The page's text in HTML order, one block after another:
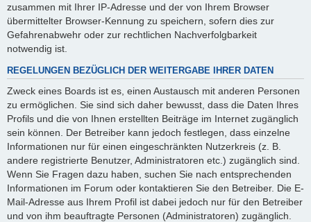
zusammen mit Ihrer IP-Adresse und der von Ihrem Browser
übermittelter Browser-Kennung zu speichern, sofern dies zur
Gefahrenabwehr oder zur rechtlichen Nachverfolgbarkeit
notwendig ist.
REGELUNGEN BEZÜGLICH DER WEITERGABE IHRER DATEN
Zweck eines Boards ist es, einen Austausch mit anderen Personen
zu ermöglichen. Sie sind sich daher bewusst, dass die Daten Ihres
Profils und die von Ihnen erstellten Beiträge im Internet zugänglich
sein können. Der Betreiber kann jedoch festlegen, dass einzelne
Informationen nur für einen eingeschränkten Nutzerkreis (z. B.
andere registrierte Benutzer, Administratoren etc.) zugänglich sind.
Wenn Sie Fragen dazu haben, suchen Sie nach entsprechenden
Informationen im Forum oder kontaktieren Sie den Betreiber. Die E-
Mail-Adresse aus Ihrem Profil ist dabei jedoch nur für den Betreiber
und von ihm beauftragte Personen (Administratoren) zugänglich.